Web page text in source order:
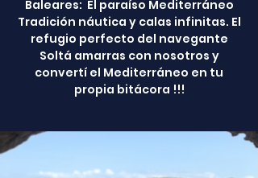
Baleares: El paraíso Mediterráneo
Tradición náutica y calas infinitas. El
refugio perfecto del navegante
Soltá amarras con nosotros y
convertí el Mediterráneo en tu
propia bitácora !!!